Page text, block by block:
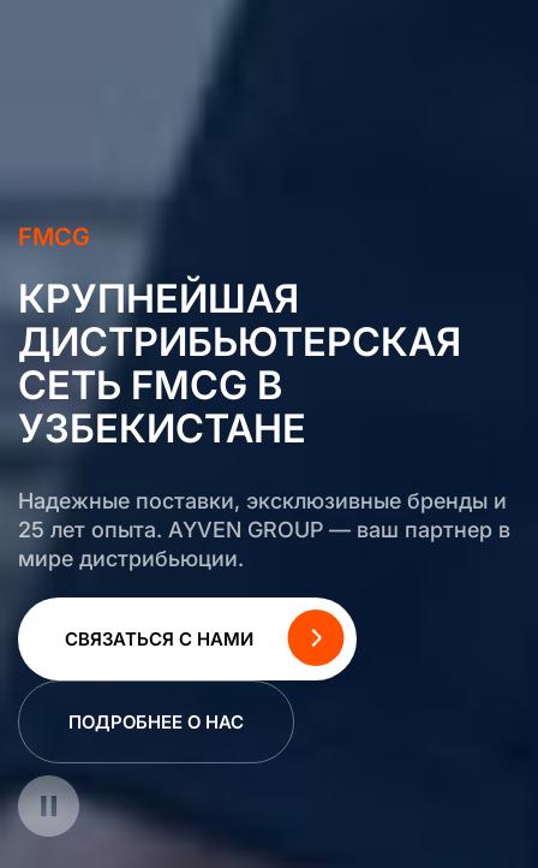
FMCG
КРУПНЕЙШАЯ
ДИСТРИБЬЮТЕРСКАЯ
СЕТЬ FMCG В
УЗБЕКИСТАНЕ
Надежные поставки, эксклюзивные бренды и
25 лет опыта. AYVEN GROUP — ваш партнер в
мире дистрибьюции.
СВЯЗАТЬСЯ С НАМИ
ПОДРОБНЕЕ О НАС